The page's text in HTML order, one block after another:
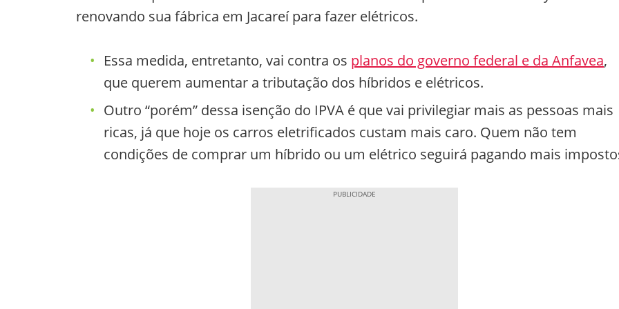
renovando sua fábrica em Jacareí para fazer elétricos.
Essa medida, entretanto, vai contra os planos do governo federal e da Anfavea,
que querem aumentar a tributação dos híbridos e elétricos.
Outro “porém” dessa isenção do IPVA é que vai privilegiar mais as pessoas mais
ricas, já que hoje os carros eletrificados custam mais caro. Quem não tem
condições de comprar um híbrido ou um elétrico seguirá pagando mais